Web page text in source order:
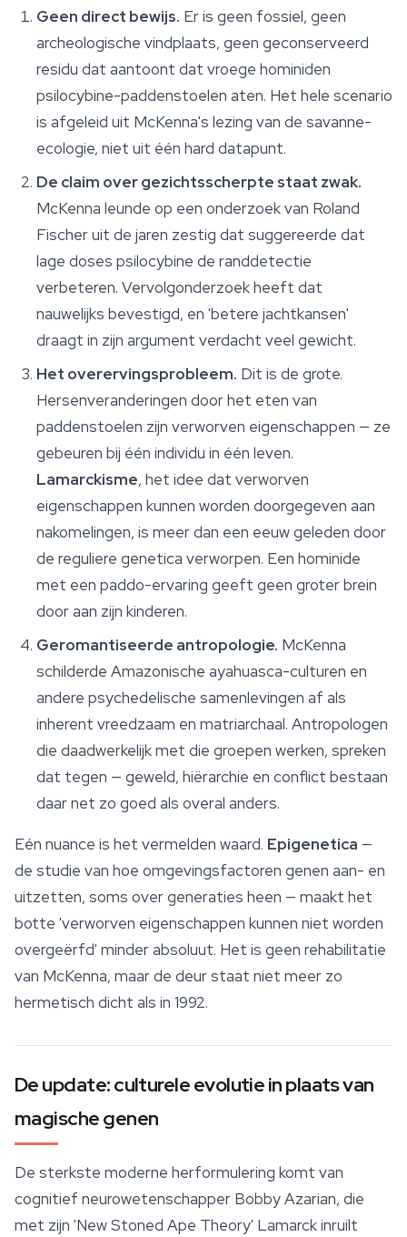
Geen direct bewijs. Er is geen fossiel, geen
archeologische vindplaats, geen geconserveerd
residu dat aantoont dat vroege hominiden
psilocybine-paddenstoelen aten. Het hele scenario
is afgeleid uit McKenna's lezing van de savanne-
ecologie, niet uit één hard datapunt.
De claim over gezichtsscherpte staat zwak.
McKenna leunde op een onderzoek van Roland
Fischer uit de jaren zestig dat suggereerde dat
lage doses psilocybine de randdetectie
verbeteren. Vervolgonderzoek heeft dat
nauwelijks bevestigd, en 'betere jachtkansen'
draagt in zijn argument verdacht veel gewicht.
Het overervingsprobleem. Dit is de grote.
Hersenveranderingen door het eten van
paddenstoelen zijn verworven eigenschappen — ze
gebeuren bij één individu in één leven.
Lamarckisme, het idee dat verworven
eigenschappen kunnen worden doorgegeven aan
nakomelingen, is meer dan een eeuw geleden door
de reguliere genetica verworpen. Een hominide
met een paddo-ervaring geeft geen groter brein
door aan zijn kinderen.
Geromantiseerde antropologie. McKenna
schilderde Amazonische ayahuasca-culturen en
andere psychedelische samenlevingen af als
inherent vreedzaam en matriarchaal. Antropologen
die daadwerkelijk met die groepen werken, spreken
dat tegen — geweld, hiërarchie en conflict bestaan
daar net zo goed als overal anders.
Eén nuance is het vermelden waard. Epigenetica —
de studie van hoe omgevingsfactoren genen aan- en
uitzetten, soms over generaties heen — maakt het
botte 'verworven eigenschappen kunnen niet worden
overgeërfd' minder absoluut. Het is geen rehabilitatie
van McKenna, maar de deur staat niet meer zo
hermetisch dicht als in 1992.
De update: culturele evolutie in plaats van
magische genen
De sterkste moderne herformulering komt van
cognitief neurowetenschapper Bobby Azarian, die
met zijn 'New Stoned Ape Theory' Lamarck inruilt